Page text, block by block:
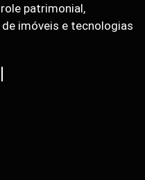
patrimonial,
imóveis e tecnologias